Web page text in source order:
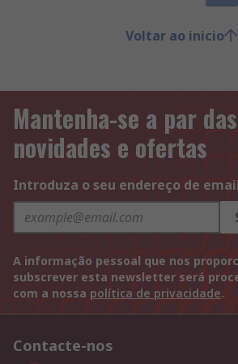
Voltar ao inicio
Mantenha-se a par
novidades e ofertas
Introduza o seu endereço de
A informação pessoal que nos
subscrever esta newsletter será
com a nossa política de privacidade.
Contacte-nos